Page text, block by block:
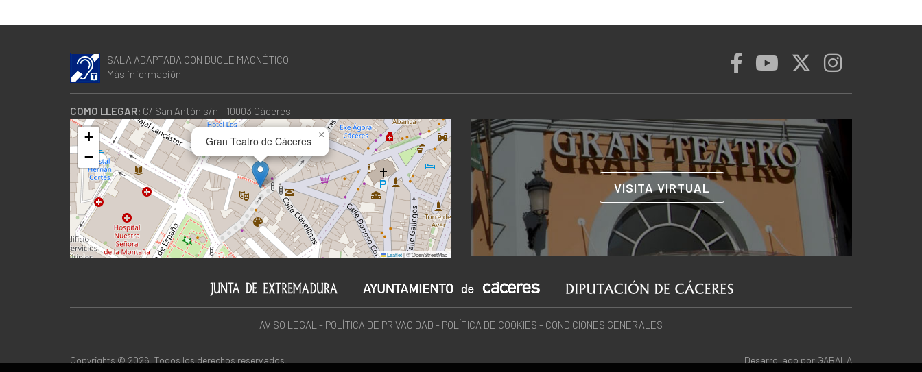
SALA ADAPTADA CON BUCLE MAGNÉTICO
Más información
COMO LLEGAR: C/ San Antón s/n - 10003 Cáceres
Gran Teatro de Cáceres ×
+
−
Leaflet|© OpenStreetMap
VISITA VIRTUAL
AVISO LEGAL - POLÍTICA DE PRIVACIDAD - POLÍTICA DE COOKIES - CONDICIONES GENERALES
Copyrights © 2026. Todos los derechos reservados. Desarrollado por GABALA